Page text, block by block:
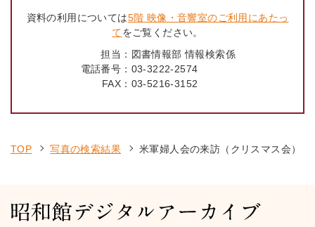
資料の利用については5階 映像・音響室のご利用にあたっ
てをご覧ください。
担当： 図書情報部 情報検索係
電話番号： 03-3222-2574
FAX： 03-5216-3152
TOP 写真の検索結果 米軍婦人会の来訪（クリスマス会）